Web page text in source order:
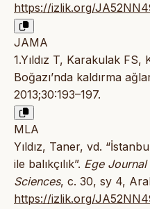
https://izlik.org/
JAMA
1.Yıldız T, Karakulak
Boğazı’nda kaldırma
2013;30:193–197.
MLA
Yıldız, Taner, vd.
ile balıkçılık”. Ege
Sciences, c. 30, sy 4,
https://izlik.org/